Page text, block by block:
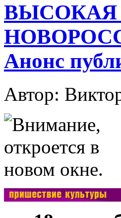
ВЫСОКАЯ
Анонс
Автор: